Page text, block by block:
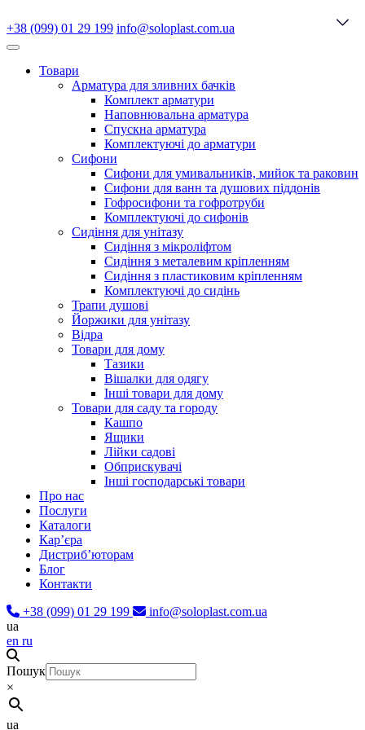
+38 (099) 01 29 199 info@soloplast.com.ua
Товари
Арматура для зливних бачків
Комплект арматури
Наповнювальна арматура
Спускна арматура
Комплектуючі до арматури
Сифони
Сифони для умивальників, мийок та раковин
Сифони для ванн та душових піддонів
Гофросифони та гофротруби
Комплектуючі до сифонів
Сидіння для унітазу
Сидіння з мікроліфтом
Сидіння з металевим кріпленням
Сидіння з пластиковим кріпленням
Комплектуючі до сидінь
Трапи душові
Йоржики для унітазу
Відра
Товари для дому
Тазики
Вішалки для одягу
Інші товари для дому
Товари для саду та городу
Кашпо
Ящики
Лійки садові
Обприскувачі
Інші господарські товари
Про нас
Послуги
Каталоги
Карʼєра
Дистриб’юторам
Блог
Контакти
+38 (099) 01 29 199
info@soloplast.com.ua
ua
en ru
Пошук
×
ua